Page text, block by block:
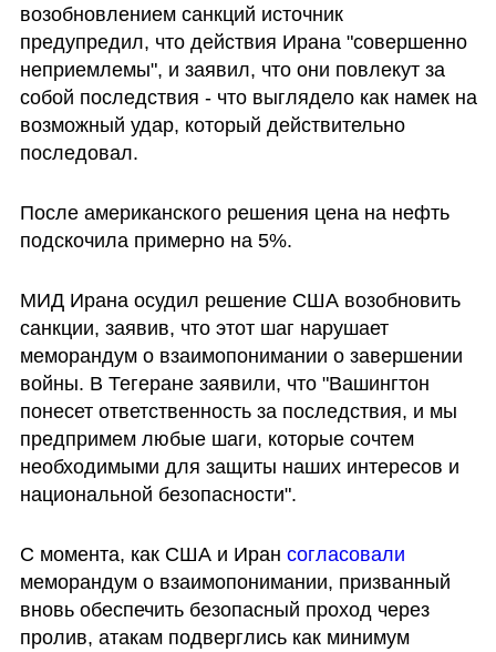
возобновлением санкций источник
предупредил, что действия Ирана "совершенно
неприемлемы", и заявил, что они повлекут за
собой последствия - что выглядело как намек на
возможный удар, который действительно
последовал.
После американского решения цена на нефть
подскочила примерно на 5%.
МИД Ирана осудил решение США возобновить
санкции, заявив, что этот шаг нарушает
меморандум о взаимопонимании о завершении
войны. В Тегеране заявили, что "Вашингтон
понесет ответственность за последствия, и мы
предпримем любые шаги, которые сочтем
необходимыми для защиты наших интересов и
национальной безопасности".
С момента, как США и Иран
меморандум о взаимопонимании, призванный
вновь обеспечить безопасный проход через
пролив, атакам подверглись как минимум